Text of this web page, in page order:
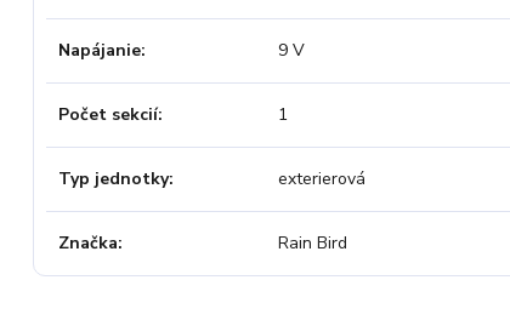
Napájanie 9 V
Počet sekcií 1
Typ jednotky exterierová
Značka Rain Bird